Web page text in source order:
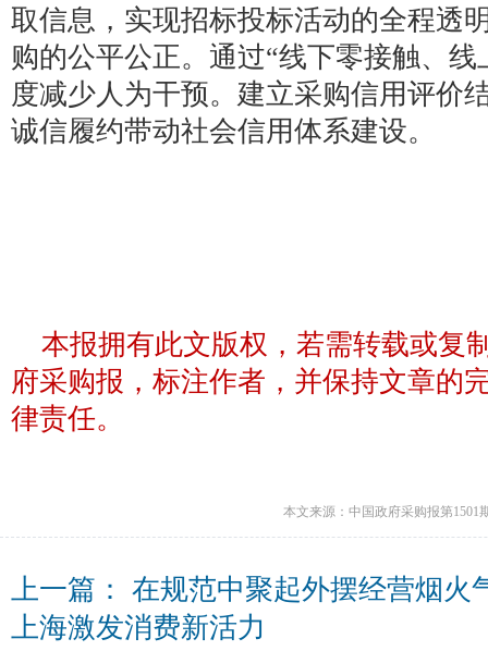
取信息，实现招标投标活动的全程透
购的公平公正。通过“线下零接触、
度减少人为干预。建立采购信用评价
诚信履约带动社会信用体系建设。
本报拥有此文版权，若需转载或复
府采购报，标注作者，并保持文章的
律责任。
本文来源：中国政府采购报第1501
上一篇： 在规范中聚起外摆经营烟火
上海激发消费新活力